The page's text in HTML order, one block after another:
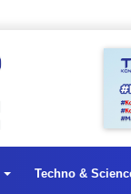
Techno &